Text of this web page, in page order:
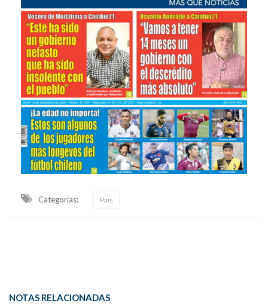
Categorias: País
NOTAS RELACIONADAS